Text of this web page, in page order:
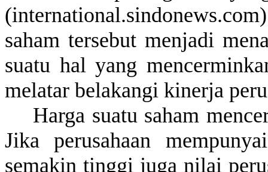
saham tersebut menjadi
suatu hal yang
melatar belakangi kinerja
Harga suatu saham
Jikaperusahaan
mempunyai
semakin tinggi juga nilai